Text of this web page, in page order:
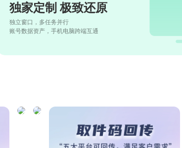
独家定制 极致还原
独立窗口，多任务并行
账号数据资产，手机电脑跨端互通